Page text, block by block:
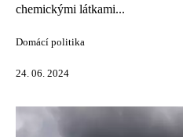
chemickými látkami...
Domácí politika
24. 06. 2024